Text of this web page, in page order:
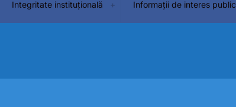
Integritate instituțională Informații de interes public